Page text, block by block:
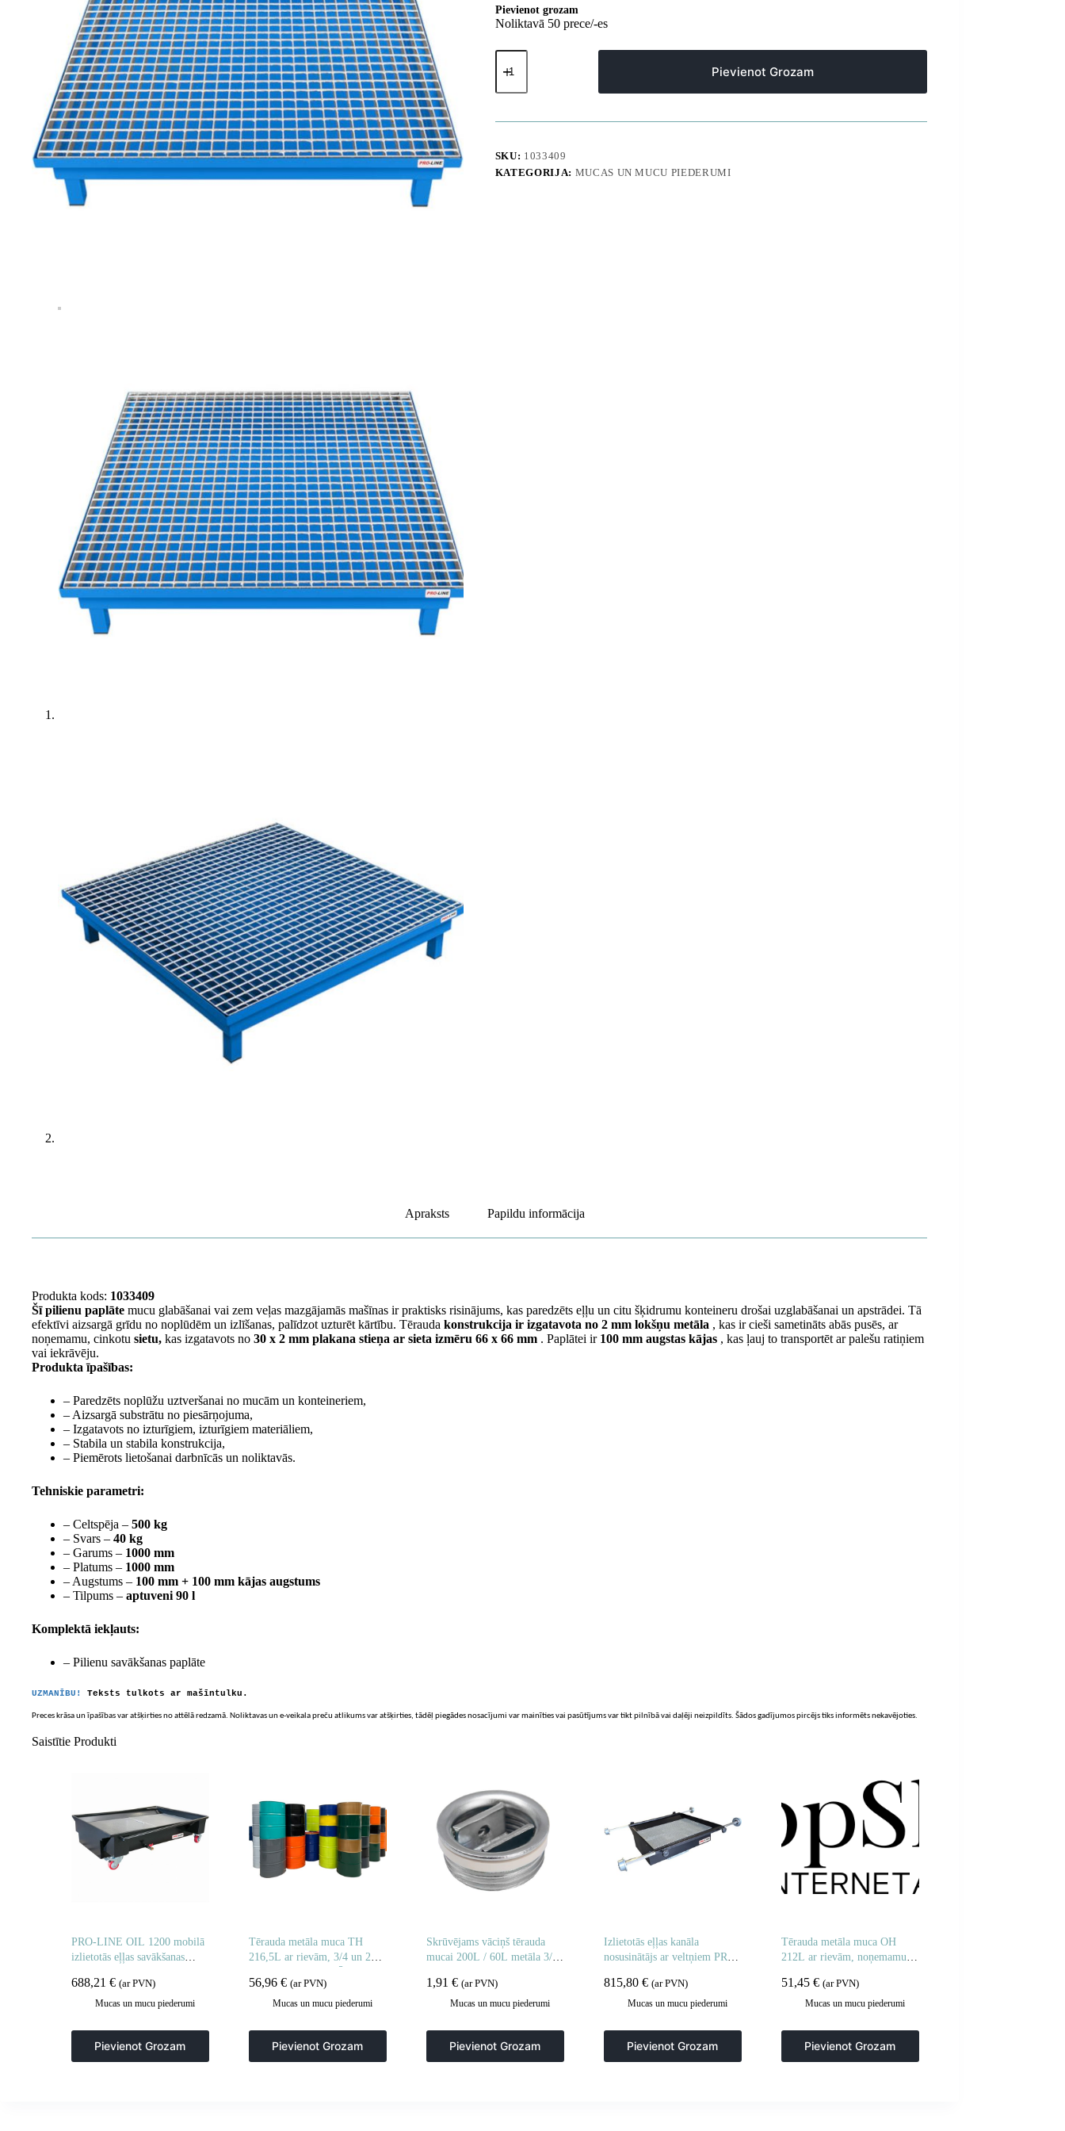
Pievienot grozam
Noliktavā 50 prece/-es
Drenāžas
paplāte
litru
PRO-
100x100x20cm
daudzums
Pievienot Grozam
SKU: 1033409
KATEGORIJA: MUCAS UN MUCU PIEDERUMI
Apraksts Papildu informācija
Produkta kods: 1033409
Šī pilienu paplāte mucu glabāšanai vai zem veļas mazgājamās mašīnas ir praktisks risinājums, kas paredzēts eļļu un citu šķidrumu konteineru drošai uzglabāšanai un apstrādei. Tā
efektīvi aizsargā grīdu no noplūdēm un izlīšanas, palīdzot uzturēt kārtību. Tērauda konstrukcija ir izgatavota no 2 mm lokšņu metāla , kas ir cieši sametināts abās pusēs, ar
noņemamu, cinkotu sietu, kas izgatavots no 30 x 2 mm plakana stieņa ar sieta izmēru 66 x 66 mm . Paplātei ir 100 mm augstas kājas , kas ļauj to transportēt ar palešu ratiņiem
vai iekrāvēju.
Produkta īpašības:
– Paredzēts noplūžu uztveršanai no mucām un konteineriem,
– Aizsargā substrātu no piesārņojuma,
– Izgatavots no izturīgiem, izturīgiem materiāliem,
– Stabila un stabila konstrukcija,
– Piemērots lietošanai darbnīcās un noliktavās.
Tehniskie parametri:
– Celtspēja – 500 kg
– Svars – 40 kg
– Garums – 1000 mm
– Platums – 1000 mm
– Augstums – 100 mm + 100 mm kājas augstums
– Tilpums – aptuveni 90 l
Komplektā iekļauts:
– Pilienu savākšanas paplāte
UZMANĪBU! Teksts tulkots ar mašīntulku.
Preces krāsa un īpašības var atšķirties no attēlā redzamā. Noliktavas un e-veikala preču atlikums var atšķirties, tādēļ piegādes nosacījumi var mainīties vai pasūtījums var tikt pilnībā vai daļēji neizpildīts. Šādos gadījumos pircējs tiks informēts nekavējoties.
Saistītie Produkti
PRO-LINE OIL 1200 mobilā
izlietotās eļļas savākšanas
688,21 € (ar PVN)
Mucas un mucu piederumi
Pievienot Grozam
Tērauda metāla muca TH
216,5L ar rievām, 3/4 un 2
SAJAUKUMS
56,96 € (ar PVN)
Mucas un mucu piederumi
Pievienot Grozam
Skrūvējams vāciņš tērauda
mucai 200L / 60L metāla 3/4
1,91 € (ar PVN)
Mucas un mucu piederumi
Pievienot Grozam
Izlietotās eļļas kanāla
nosusinātājs ar veltņiem PRO-
815,80 € (ar PVN)
Mucas un mucu piederumi
Pievienot Grozam
Tērauda metāla muca OH
212L ar rievām, noņemamu
iekšpusi
51,45 € (ar PVN)
Mucas un mucu piederumi
Pievienot Grozam